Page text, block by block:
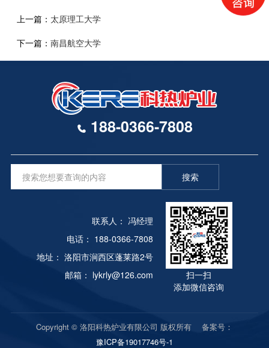
上一篇： 太原理工大学
下一篇： 南昌航空大学
188-0366-7808
搜索
联系人： 冯经理
电话： 188-0366-7808
地址： 洛阳市涧西区蓬莱路2号
邮箱： lykrly@126.com
扫一扫
添加微信咨询
Copyright © 洛阳科热炉业有限公司 版权所有 备案号：
豫ICP备19017746号-1